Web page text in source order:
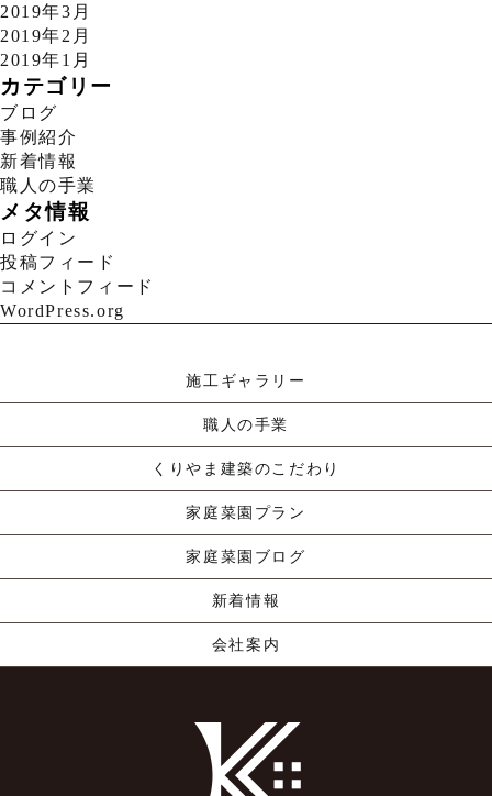
2019年3月
2019年2月
2019年1月
カテゴリー
ブログ
事例紹介
新着情報
職人の手業
メタ情報
ログイン
投稿フィード
コメントフィード
WordPress.org
施工ギャラリー
職人の手業
くりやま建築のこだわり
家庭菜園プラン
家庭菜園ブログ
新着情報
会社案内